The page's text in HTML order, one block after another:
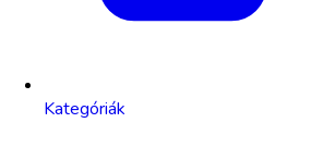
Kategóriák